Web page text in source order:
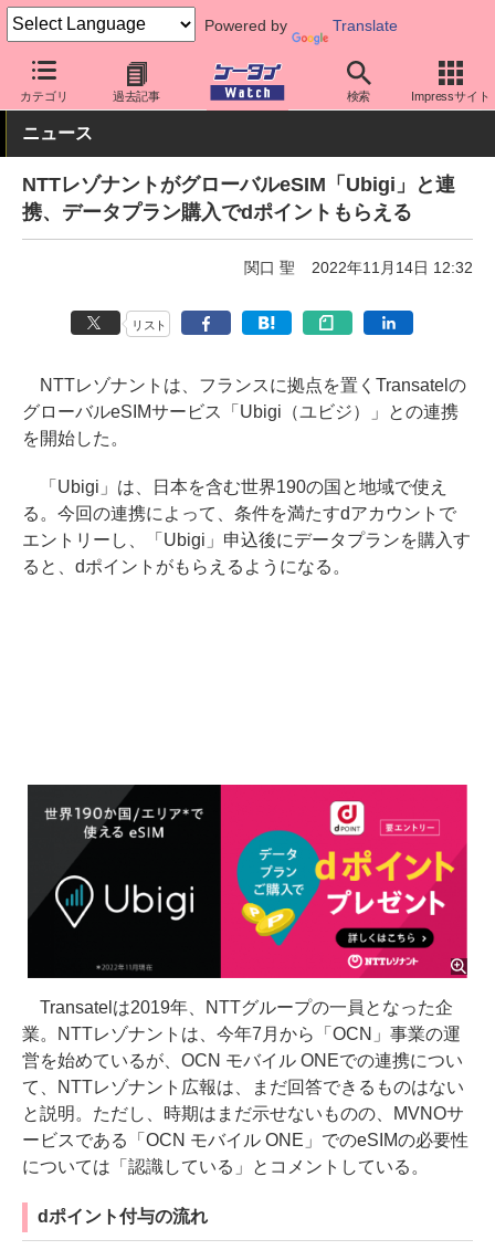
Powered by Translate
カテゴリ 過去記事 検索 Impressサイト
ケータイ Watch 格安スマホ/格安SIM 格安SIM/MVNO OCN
ニュース
NTTレゾナントがグローバルeSIM「Ubigi」と連
携、データプラン購入でdポイントもらえる
関口 聖 2022年11月14日 12:32
リスト
NTTレゾナントは、フランスに拠点を置くTransatelの
グローバルeSIMサービス「Ubigi（ユビジ）」との連携
を開始した。
「Ubigi」は、日本を含む世界190の国と地域で使え
る。今回の連携によって、条件を満たすdアカウントで
エントリーし、「Ubigi」申込後にデータプランを購入す
ると、dポイントがもらえるようになる。
Transatelは2019年、NTTグループの一員となった企
業。NTTレゾナントは、今年7月から「OCN」事業の運
営を始めているが、OCN モバイル ONEでの連携につい
て、NTTレゾナント広報は、まだ回答できるものはない
と説明。ただし、時期はまだ示せないものの、MVNOサ
ービスである「OCN モバイル ONE」でのeSIMの必要性
については「認識している」とコメントしている。
dポイント付与の流れ